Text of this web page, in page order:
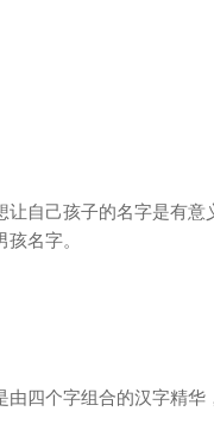
自己孩子的名字是有
名字。
四个字组合的汉字精华